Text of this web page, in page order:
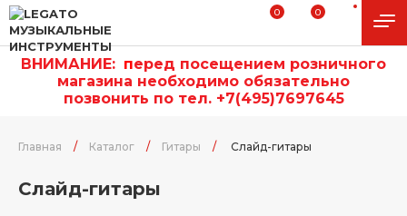
0 0
ВНИМАНИЕ: перед посещением розничного
магазина необходимо обязательно
позвонить по тел. +7(495)7697645
Главная / Каталог / Гитары / Слайд-гитары
Слайд-гитары